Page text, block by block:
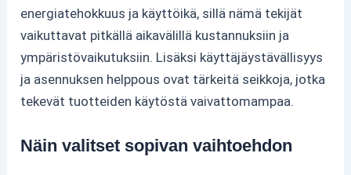
energiatehokkuus ja käyttöikä, sillä nämä tekijät
vaikuttavat pitkällä aikavälillä kustannuksiin ja
ympäristövaikutuksiin. Lisäksi käyttäjäystävällisyys
ja asennuksen helppous ovat tärkeitä seikkoja, jotka
tekevät tuotteiden käytöstä vaivattomampaa.
Näin valitset sopivan vaihtoehdon